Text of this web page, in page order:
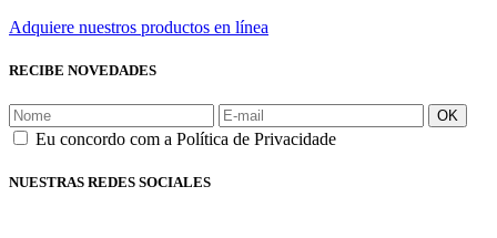
Adquiere nuestros productos en línea
RECIBE NOVEDADES
OK
Eu concordo com a Política de Privacidade
NUESTRAS REDES SOCIALES